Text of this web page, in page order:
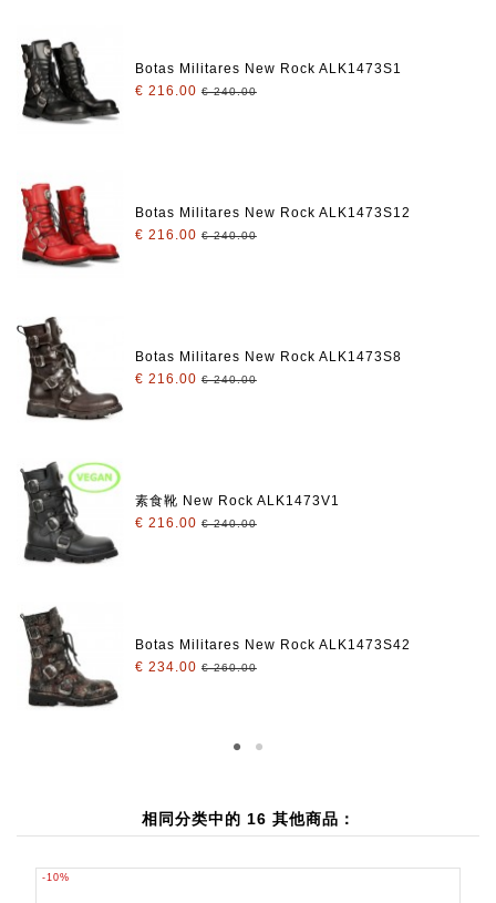
Botas Militares New Rock ALK1473S1
€ 216.00 € 240.00
Botas Militares New Rock ALK1473S12
€ 216.00 € 240.00
Botas Militares New Rock ALK1473S8
€ 216.00 € 240.00
素食靴 New Rock ALK1473V1
€ 216.00 € 240.00
Botas Militares New Rock ALK1473S42
€ 234.00 € 260.00
相同分类中的 16 其他商品：
-10%